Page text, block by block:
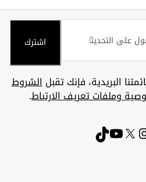
اشترك
البريدية، فإنك تقبلالشروط
وملفات تعريف الارتباط.